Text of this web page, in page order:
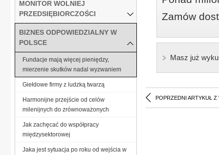
Zamów
Masz już
POPRZEDNI ARTYKUŁ Z
MONITOR WOLNIEJ
PRZEDSIĘBIORCZOŚCI
BIZNES ODPOWIEDZIALNY W
POLSCE
Fundacje mają więcej pieniędzy,
mierzenie skutków nadal wyzwaniem
Giełdowe firmy z ludzką twarzą
Harmonijne przejście od celów
milenijnych do zrównoważonych
Jak zachęcać do współpracy
międzysektorowej
Jaka jest sytuacja po roku od wejścia w